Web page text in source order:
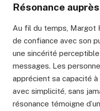
Résonance
Au fil du temps, Margot
de confiance avec son
une sincérité
messages. Les
apprécient sa capacité
avec simplicité, sans
résonance témoigne